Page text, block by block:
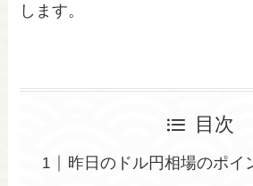
します。
目次
昨日のドル円相場のポイ